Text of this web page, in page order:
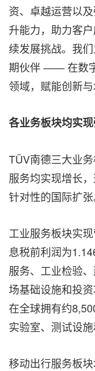
资、卓越运营以
升能力，助力客
续发展挑战。我
期伙伴 —— 在数
领域，赋能创新与
各业务板块均实
TÜV南德三大业
服务均实现增长
针对性的国际扩张
工业服务板块实
息税前利润为
服务、工业检验
场基础设施和投
在全球拥有约
实验室、测试设
移动出行服务板